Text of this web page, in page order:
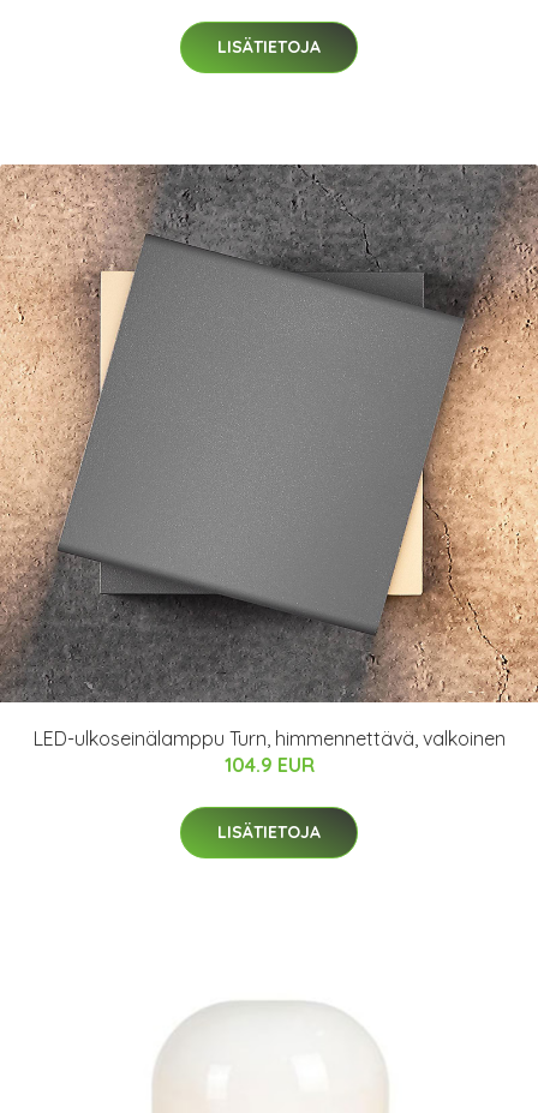
LISÄTIETOJA
LED-ulkoseinälamppu Turn, himmennettävä, valkoinen
104.9 EUR
LISÄTIETOJA